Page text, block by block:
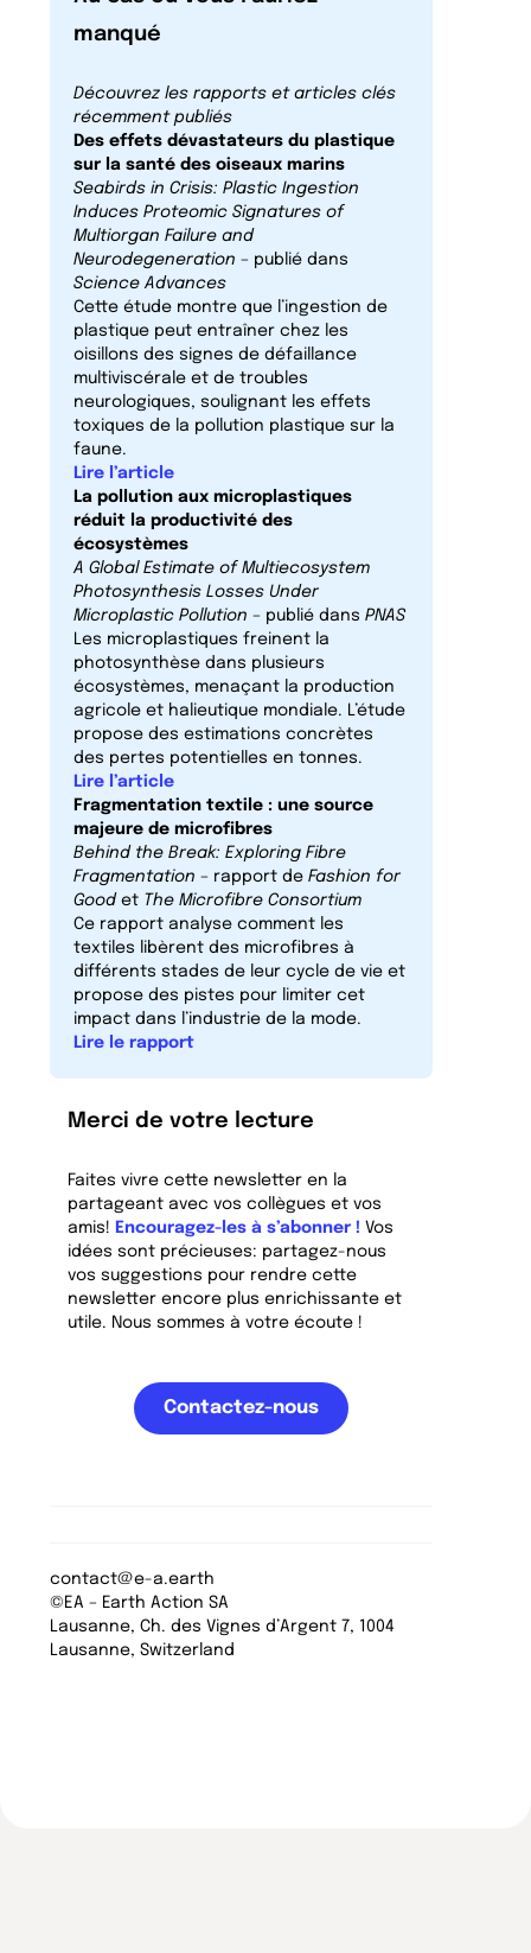
manqué
Découvrez les rapports et articles clés
récemment publiés
Des effets dévastateurs du plastique
sur la santé des oiseaux marins
Seabirds in Crisis: Plastic Ingestion
Induces Proteomic Signatures of
Multiorgan Failure and
Neurodegeneration – publié dans
Science Advances
Cette étude montre que l’ingestion de
plastique peut entraîner chez les
oisillons des signes de défaillance
multiviscérale et de troubles
neurologiques, soulignant les effets
toxiques de la pollution plastique sur la
faune.
Lire l’article
La pollution aux microplastiques
réduit la productivité des
écosystèmes
A Global Estimate of Multiecosystem
Photosynthesis Losses Under
Microplastic Pollution – publié dansPNAS
Les microplastiques freinent la
photosynthèse dans plusieurs
écosystèmes, menaçant la production
agricole et halieutique mondiale. L’étude
propose des estimations concrètes
des pertes potentielles en tonnes.
Lire l’article
Fragmentation textile : une source
majeure de microfibres
Behind the Break: Exploring Fibre
Fragmentation – rapport deFashion for
Good et The Microfibre Consortium
Ce rapport analyse comment les
textiles libèrent des microfibres à
différents stades de leur cycle de vie et
propose des pistes pour limiter cet
impact dans l’industrie de la mode.
Lire le rapport
Merci de votre lecture
Faites vivre cette newsletter en la
partageant avec vos collègues et vos
amis! Encouragez-les à s’abonner ! Vos
idées sont précieuses: partagez-nous
vos suggestions pour rendre cette
newsletter encore plus enrichissante et
utile. Nous sommes à votre écoute !
Contactez-nous
contact@e-a.earth
©EA – Earth Action SA
Lausanne, Ch. des Vignes d’Argent 7, 1004
Lausanne, Switzerland